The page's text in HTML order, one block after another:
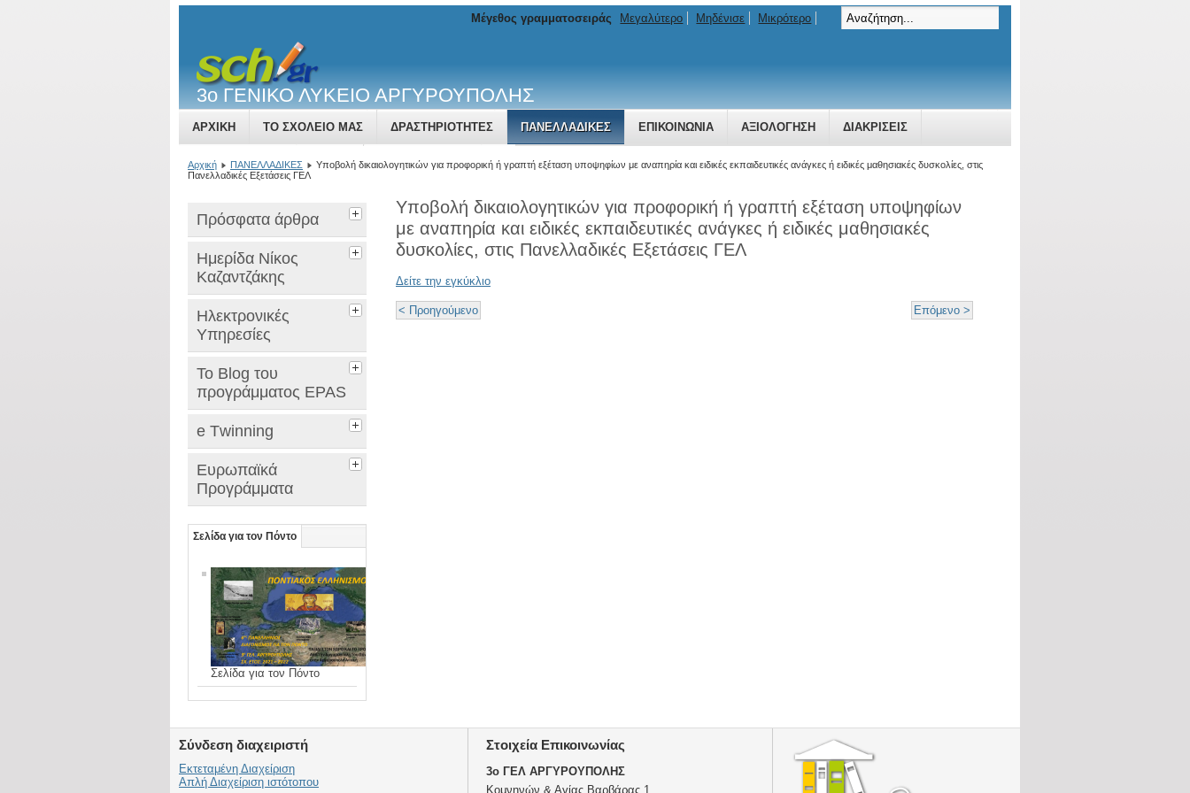
3o ΓΕΝΙΚΟ ΛΥΚΕΙΟ ΑΡΓΥΡΟΥΠΟΛΗΣ
ΑΡΧΙΚΉ ΤΟ ΣΧΟΛΕΊΟ ΜΑΣ ΔΡΑΣΤΗΡΙΌΤΗΤΕΣ ΠΑΝΕΛΛΑΔΙΚΕΣ ΕΠΙΚΟΙΝΩΝΊΑ ΑΞΙΟΛΟΓΗΣΗ ΔΙΑΚΡΊΣΕΙΣ
ΕΚΠΑΙΔΕΥΤΙΚΌ ΠΡΟΣΩΠΙΚΌ ΝΈΑ & ΑΝΑΚΟΙΝΏΣΕΙΣ
Μέγεθος γραμματοσειράς Μεγαλύτερο Μηδένισε Μικρότερο
Αρχική ΠΑΝΕΛΛΑΔΙΚΕΣ
Υποβολή δικαιολογητικών για προφορική ή γραπτή εξέταση υποψηφίων με αναπηρία και ειδικές εκπαιδευτικές ανάγκες ή ειδικές μαθησιακές δυσκολίες, στις
Πανελλαδικές Εξετάσεις ΓΕΛ
Πρόσφατα άρθρα
Hμερίδα Νίκος
Καζαντζάκης
Ηλεκτρονικές
Υπηρεσίες
Το Blog του
προγράμματος EPAS
e Τwinning
Ευρωπαϊκά
Προγράμματα
Σελίδα για τον Πόντο
Σελίδα για τον Πόντο
Υποβολή δικαιολογητικών για προφορική ή γραπτή εξέταση υποψηφίων
με αναπηρία και ειδικές εκπαιδευτικές ανάγκες ή ειδικές μαθησιακές
δυσκολίες, στις Πανελλαδικές Εξετάσεις ΓΕΛ
Δείτε την εγκύκλιο
< Προηγούμενο Επόμενο >
Σύνδεση διαχειριστή
Εκτεταμένη Διαχείριση
Απλή Διαχείριση ιστότοπου
Στοιχεία Επικοινωνίας
3o ΓΕΛ ΑΡΓΥΡΟΥΠΟΛΗΣ
Κομνηνών & Αγίας Βαρβάρας 1